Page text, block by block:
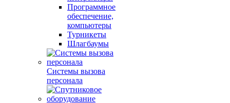
Программное
обеспечение,
компьютеры
Турникеты
Шлагбаумы
Системы вызова
персонала